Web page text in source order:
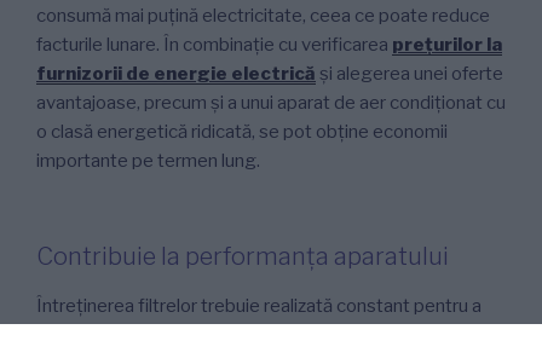
consumă mai puțină electricitate, ceea ce poate reduce
facturile lunare. În combinație cu verificarea prețurilor la
furnizorii de energie electrică și alegerea unei oferte
avantajoase, precum și a unui aparat de aer condiționat cu
o clasă energetică ridicată, se pot obține economii
importante pe termen lung.
Contribuie la performanța aparatului
Întreținerea filtrelor trebuie realizată constant pentru a